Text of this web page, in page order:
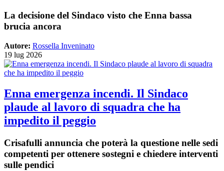
La decisione del Sindaco visto che Enna bassa
brucia ancora
Autore: Rossella Inveninato
19 lug 2026
Enna emergenza incendi. Il Sindaco
plaude al lavoro di squadra che ha
impedito il peggio
Crisafulli annuncia che poterà la questione nelle sedi
competenti per ottenere sostegni e chiedere interventi
sulle pendici